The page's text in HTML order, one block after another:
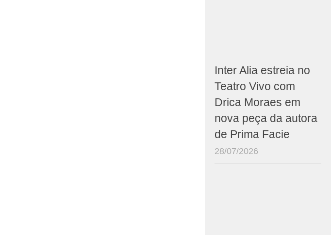
Inter Alia estreia no
Teatro Vivo com
Drica Moraes em
nova peça da autora
de Prima Facie
28/07/2026